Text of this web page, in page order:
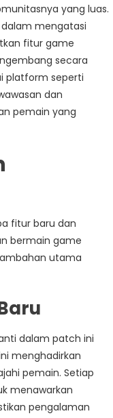
yang luas.
dalam mengatasi
fitur game
secara
platform seperti
dan
pemain yang
fitur baru dan
bermain game
utama
dalam patch ini
menghadirkan
pemain. Setiap
menawarkan
pengalaman